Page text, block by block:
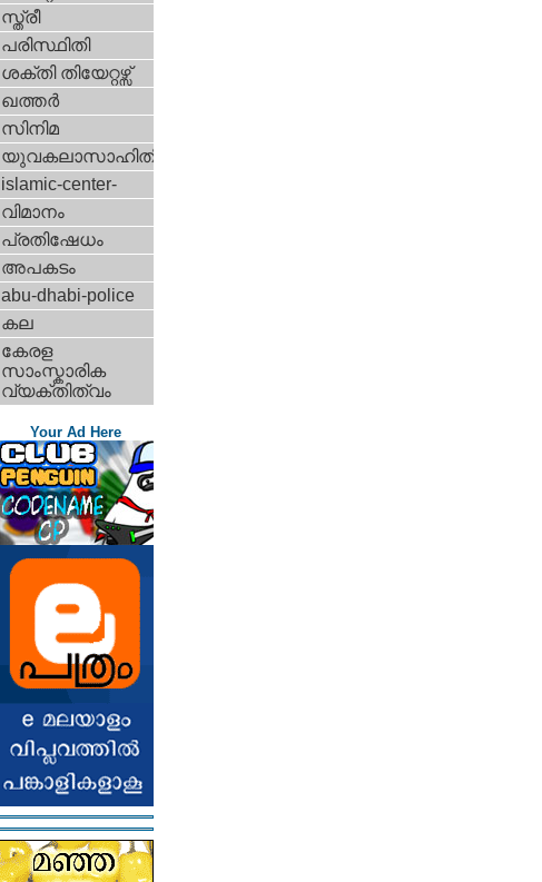
സ്ത്രീ
പരിസ്ഥിതി
ശക്തി തിയേറ്റഴ്സ്
ഖത്തര്‍
സിനിമ
യുവകലാസാഹിതി
islamic-center-
വിമാനം
പ്രതിഷേധം
അപകടം
abu-dhabi-police
കല
കേരള
സാംസ്കാരിക
വ്യക്തിത്വം
Your Ad Here